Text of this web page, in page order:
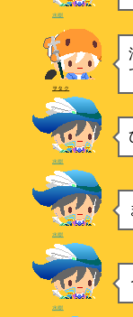
水樹
ヲタク
水樹
水樹
水樹